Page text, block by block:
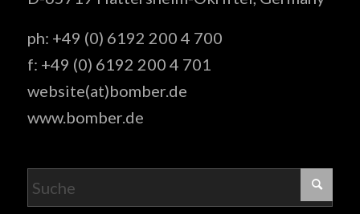
ph: +49 (0) 6192 200 4 700
f: +49 (0) 6192 200 4 701
website(at)bomber.de
www.bomber.de